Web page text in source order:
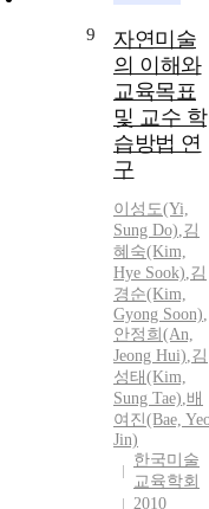
9
자연미술
의 이해와
교육목표
및 교수 학
습방법 연
구
이성도(Yi,
Sung Do),김
혜숙(Kim,
Hye Sook),김
경순(Kim,
Gyong Soon),
안정희(An,
Jeong Hui),김
성태(Kim,
Sung Tae),배
여진(Bae,
Jin)
한국미술
교육학회
2010